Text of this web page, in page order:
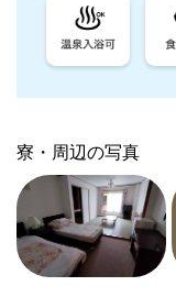
寮・周辺の写真